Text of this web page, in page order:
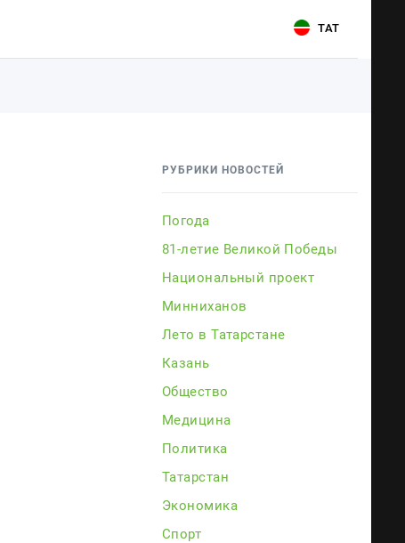
ТАТ
РУБРИКИ НОВОСТЕЙ
Погода
81-летие Великой Победы
Национальный проект
Минниханов
Лето в Татарстане
Казань
Общество
Медицина
Политика
Татарстан
Экономика
Спорт